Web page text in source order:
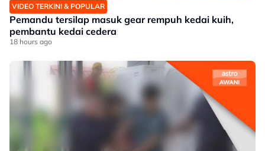
VIDEO TERKINI & POPULAR
Pemandu tersilap masuk gear rempuh kedai kuih,
pembantu kedai cedera
18 hours ago